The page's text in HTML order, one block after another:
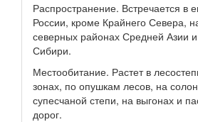
Распространение. Встречается в
России, кроме Крайнего Севера,
северных районах Средней Азии
Сибири.
Местообитание. Растет в
зонах, по опушкам лесов, на
супесчаной степи, на выгонах и
дорог.